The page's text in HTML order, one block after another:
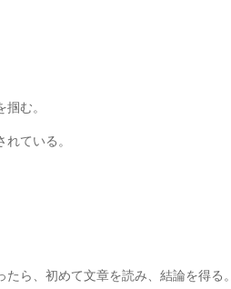
む。
ている。
ら、初めて文章を読み、結論を得る。